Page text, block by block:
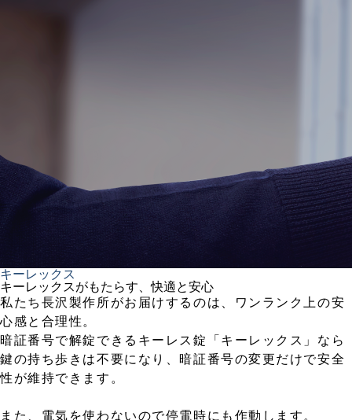
キーレックス
キーレックスがもたらす、快適と安心
私たち長沢製作所がお届けするのは、ワンランク上の安
心感と合理性。
暗証番号で解錠できるキーレス錠「キーレックス」なら
鍵の持ち歩きは不要になり、暗証番号の変更だけで安全
性が維持できます。
また、電気を使わないので停電時にも作動します。